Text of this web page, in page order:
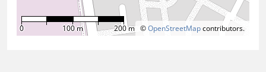
©OpenStreetMapcontributors.
0 100 m 200 m